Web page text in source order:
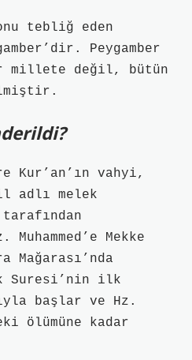
tebliğ eden
Peygamber
millete değil, bütün
Kur’an’ın vahyi,
adlı melek
Mekke
Mağarası’nda
Suresi’nin ilk
başlar ve Hz.
ölümüne kadar